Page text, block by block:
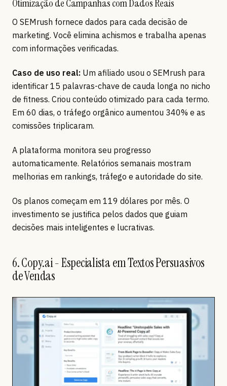
Otimização de Campanhas com Dados Reais
O SEMrush fornece dados para cada decisão de
marketing. Você elimina achismos e trabalha apenas
com informações verificadas.
Caso de uso real: Um afiliado usou o SEMrush para
identificar 15 palavras-chave de cauda longa no nicho
de fitness. Criou conteúdo otimizado para cada termo.
Em 60 dias, o tráfego orgânico aumentou 340% e as
comissões triplicaram.
A plataforma monitora seu progresso
automaticamente. Relatórios semanais mostram
melhorias em rankings, tráfego e autoridade do site.
Os planos começam em 119 dólares por mês. O
investimento se justifica pelos dados que guiam
decisões mais inteligentes e lucrativas.
6. Copy.ai - Especialista em Textos Persuasivos
de Vendas